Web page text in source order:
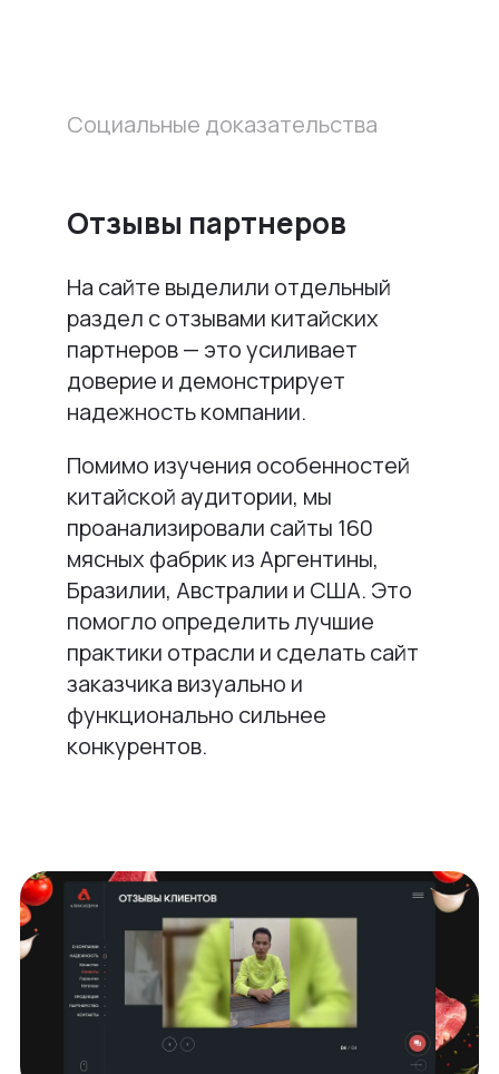
Социальные доказательства
Отзывы партнеров
На сайте выделили отдельный
раздел с отзывами китайских
партнеров — это усиливает
доверие и демонстрирует
надежность компании.
Помимо изучения особенностей
китайской аудитории, мы
проанализировали сайты 160
мясных фабрик из Аргентины,
Бразилии, Австралии и США. Это
помогло определить лучшие
практики отрасли и сделать сайт
заказчика визуально и
функционально сильнее
конкурентов.